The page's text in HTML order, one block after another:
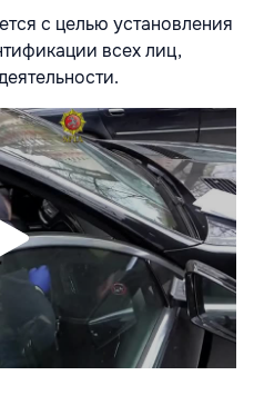
с целью установления
всех лиц,